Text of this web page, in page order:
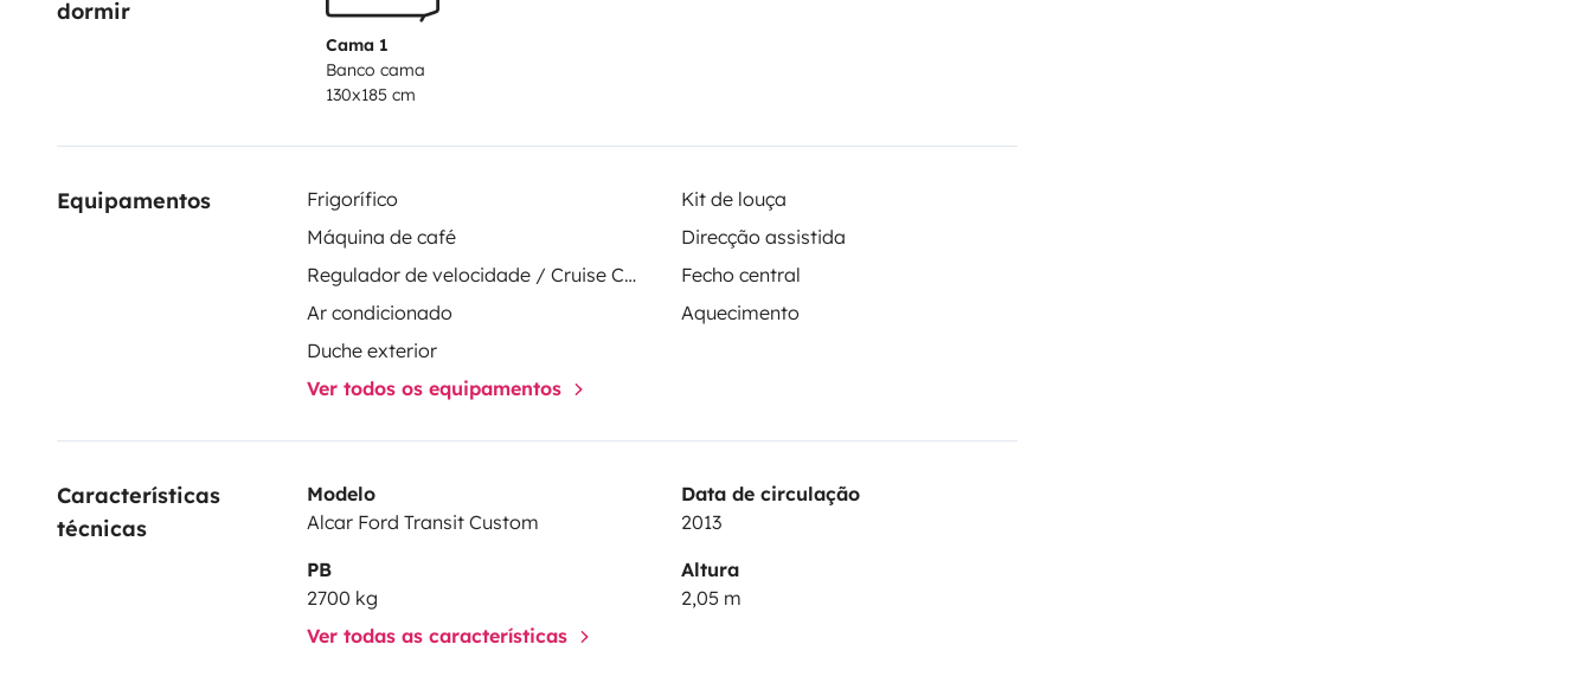
dormir
Cama 1
Banco cama
130x185 cm
Equipamentos Frigorífico
Kit de louça
Máquina de café
Direcção assistida
Regulador de velocidade / Cruise Control
Fecho central
Ar condicionado
Aquecimento
Duche exterior
Ver todos os equipamentos
Características
técnicas
Modelo
Alcar Ford Transit Custom
Data de circulação
2013
PB
2700 kg
Altura
2,05 m
Ver todas as características